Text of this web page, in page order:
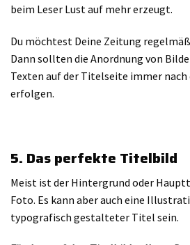
beim Leser Lust auf mehr erzeugt.
Du möchtest Deine Zeitung
Dann sollten die Anordnung von
Texten auf der Titelseite immer
erfolgen.
5. Das perfekte Titelbild
Meist ist der Hintergrund oder
Foto. Es kann aber auch eine
typografisch gestalteter Titel sein.